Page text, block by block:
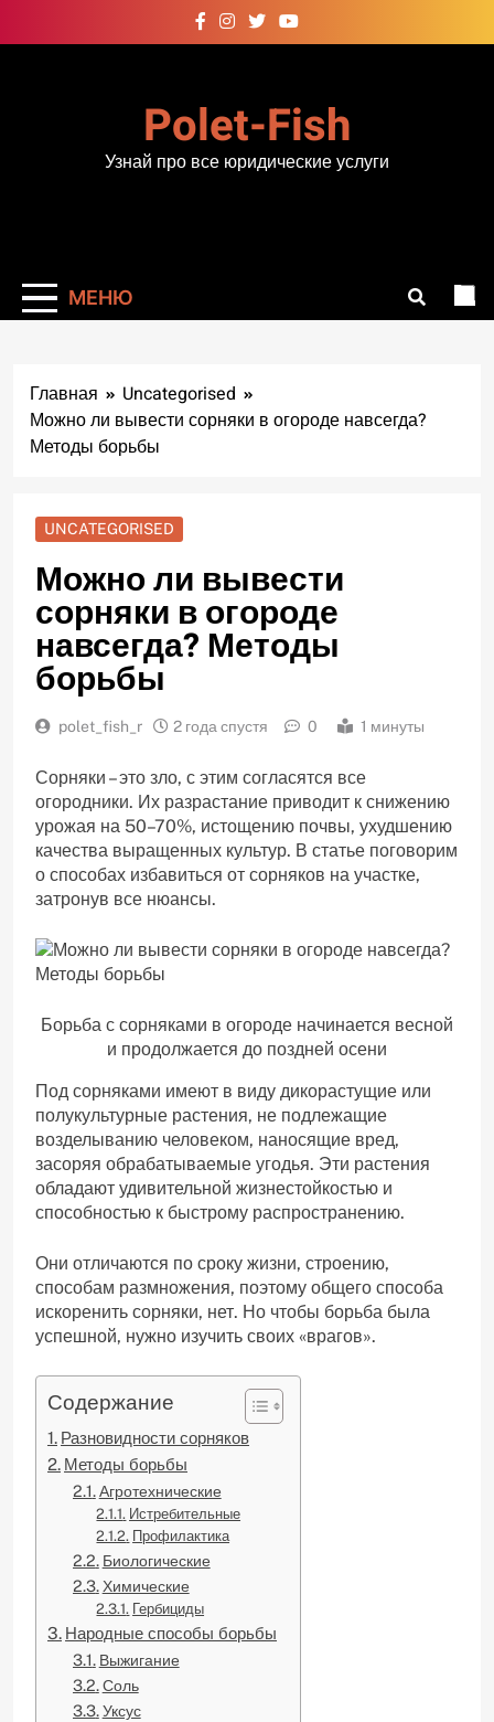
к
Polet-Fish
Узнай про все юридические услуги
МЕНЮ
Главная
Uncategorised
Можно ли вывести сорняки в огороде навсегда?
Методы борьбы
UNCATEGORISED
Можно ли вывести
сорняки в огороде
навсегда? Методы
борьбы
polet_fish_r 2 года спустя 0 1 минуты
Сорняки – это зло, с этим согласятся все
огородники. Их разрастание приводит к снижению
урожая на 50–70%, истощению почвы, ухудшению
качества выращенных культур. В статье поговорим
о способах избавиться от сорняков на участке,
затронув все нюансы.
Борьба с сорняками в огороде начинается весной
и продолжается до поздней осени
Под сорняками имеют в виду дикорастущие или
полукультурные растения, не подлежащие
возделыванию человеком, наносящие вред,
засоряя обрабатываемые угодья. Эти растения
обладают удивительной жизнестойкостью и
способностью к быстрому распространению.
Они отличаются по сроку жизни, строению,
способам размножения, поэтому общего способа
искоренить сорняки, нет. Но чтобы борьба была
успешной, нужно изучить своих «врагов».
Содержание
Разновидности сорняков
Методы борьбы
Агротехнические
Истребительные
Профилактика
Биологические
Химические
Гербициды
Народные способы борьбы
Выжигание
Соль
Уксус